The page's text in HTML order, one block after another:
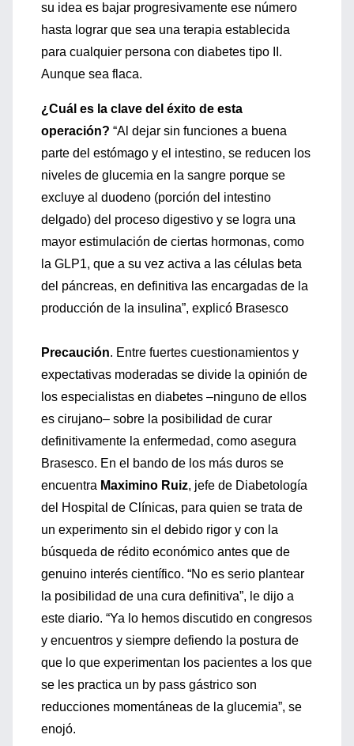
su idea es bajar progresivamente ese número
hasta lograr que sea una terapia establecida
para cualquier persona con diabetes tipo II.
Aunque sea flaca.
¿Cuál es la clave del éxito de esta
operación? “Al dejar sin funciones a buena
parte del estómago y el intestino, se reducen los
niveles de glucemia en la sangre porque se
excluye al duodeno (porción del intestino
delgado) del proceso digestivo y se logra una
mayor estimulación de ciertas hormonas, como
la GLP1, que a su vez activa a las células beta
del páncreas, en definitiva las encargadas de la
producción de la insulina”, explicó Brasesco
Precaución. Entre fuertes cuestionamientos y
expectativas moderadas se divide la opinión de
los especialistas en diabetes –ninguno de ellos
es cirujano– sobre la posibilidad de curar
definitivamente la enfermedad, como asegura
Brasesco. En el bando de los más duros se
encuentra Maximino Ruiz, jefe de Diabetología
del Hospital de Clínicas, para quien se trata de
un experimento sin el debido rigor y con la
búsqueda de rédito económico antes que de
genuino interés científico. “No es serio plantear
la posibilidad de una cura definitiva”, le dijo a
este diario. “Ya lo hemos discutido en congresos
y encuentros y siempre defiendo la postura de
que lo que experimentan los pacientes a los que
se les practica un by pass gástrico son
reducciones momentáneas de la glucemia”, se
enojó.